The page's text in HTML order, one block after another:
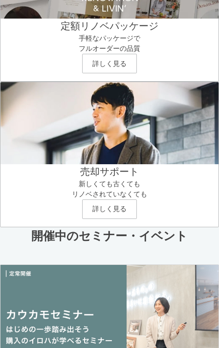
定額リノベパッケージ
手軽なパッケージで
フルオーダーの品質
詳しく見る
売却サポート
新しくても古くても
リノベされていなくても
詳しく見る
開催中のセミナー・イベント